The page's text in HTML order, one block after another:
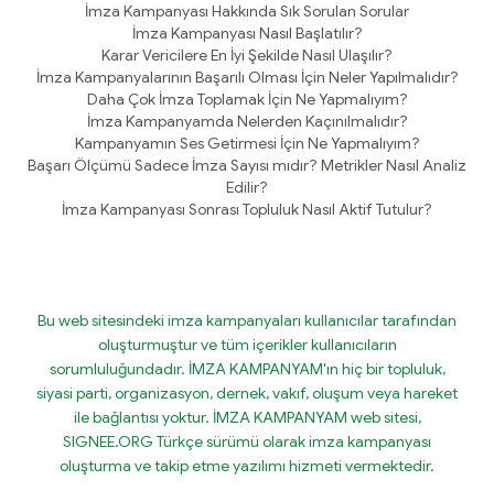
İmza Kampanyası Hakkında Sık Sorulan Sorular
İmza Kampanyası Nasıl Başlatılır?
Karar Vericilere En İyi Şekilde Nasıl Ulaşılır?
İmza Kampanyalarının Başarılı Olması İçin Neler Yapılmalıdır?
Daha Çok İmza Toplamak İçin Ne Yapmalıyım?
İmza Kampanyamda Nelerden Kaçınılmalıdır?
Kampanyamın Ses Getirmesi İçin Ne Yapmalıyım?
Başarı Ölçümü Sadece İmza Sayısı mıdır? Metrikler Nasıl Analiz
Edilir?
İmza Kampanyası Sonrası Topluluk Nasıl Aktif Tutulur?
Bu web sitesindeki imza kampanyaları kullanıcılar tarafından
oluşturmuştur ve tüm içerikler kullanıcıların
sorumluluğundadır. İMZA KAMPANYAM'ın hiç bir topluluk,
siyasi parti, organizasyon, dernek, vakıf, oluşum veya hareket
ile bağlantısı yoktur. İMZA KAMPANYAM web sitesi,
SIGNEE.ORG Türkçe sürümü olarak imza kampanyası
oluşturma ve takip etme yazılımı hizmeti vermektedir.